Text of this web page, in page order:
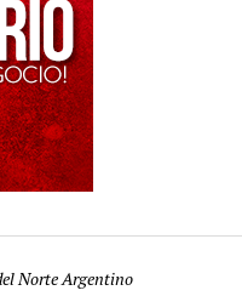
Norte Argentino